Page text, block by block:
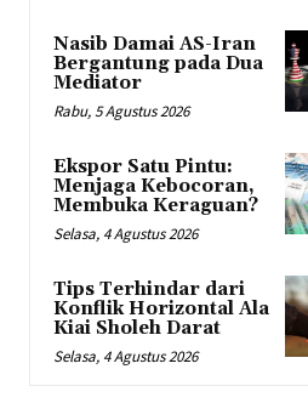
Nasib Damai AS-Iran
Bergantung pada Dua
Mediator
Rabu, 5 Agustus 2026
Ekspor Satu Pintu:
Menjaga Kebocoran,
Membuka Keraguan?
Selasa, 4 Agustus 2026
Tips Terhindar dari
Konflik Horizontal Ala
Kiai Sholeh Darat
Selasa, 4 Agustus 2026